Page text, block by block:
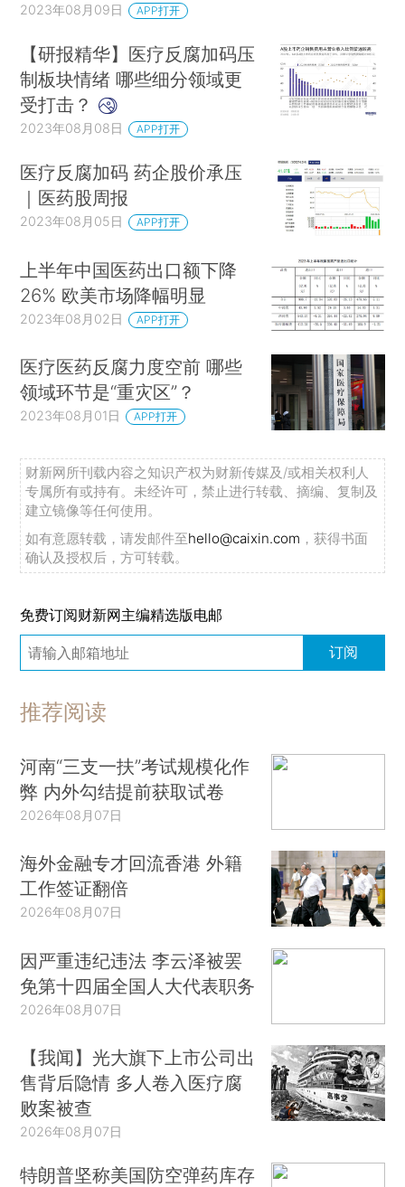
2023年08月09日 APP打开
【研报精华】医疗反腐加码压
制板块情绪 哪些细分领域更
受打击？
2023年08月08日 APP打开
医疗反腐加码 药企股价承压
｜医药股周报
2023年08月05日 APP打开
上半年中国医药出口额下降
26% 欧美市场降幅明显
2023年08月02日 APP打开
医疗医药反腐力度空前 哪些
领域环节是“重灾区”？
2023年08月01日 APP打开
财新网所刊载内容之知识产权为财新传媒及/或相关权利人
专属所有或持有。未经许可，禁止进行转载、摘编、复制及
建立镜像等任何使用。
如有意愿转载，请发邮件至hello@caixin.com ，获得书面
确认及授权后，方可转载。
免费订阅财新网主编精选版电邮
订阅
推荐阅读
河南“三支一扶”考试规模化作
弊 内外勾结提前获取试卷
2026年08月07日
海外金融专才回流香港 外籍
工作签证翻倍
2026年08月07日
因严重违纪违法 李云泽被罢
免第十四届全国人大代表职务
2026年08月07日
【我闻】光大旗下上市公司出
售背后隐情 多人卷入医疗腐
败案被查
2026年08月07日
特朗普坚称美国防空弹药库存